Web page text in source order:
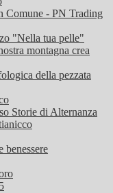
Comune - PN Trading
"Nella tua pelle"
montagna crea
della pezzata
Storie di Alternanza
benessere